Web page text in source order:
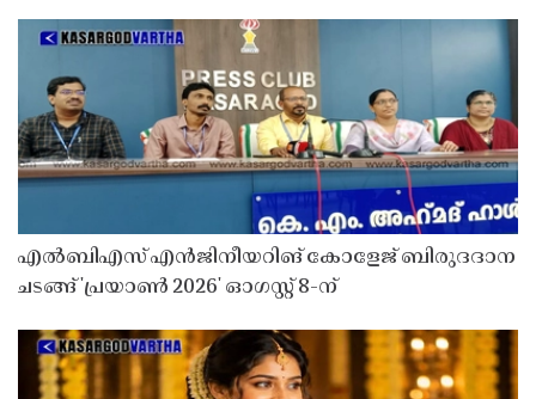
എൽബിഎസ് എൻജിനീയറിങ് കോളേജ് ബിരുദദാന
ചടങ്ങ് 'പ്രയാൺ 2026' ഓഗസ്റ്റ് 8-ന്